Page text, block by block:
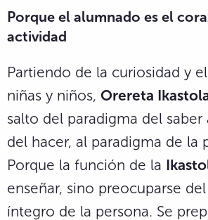
Porque el alumnado es el
actividad
Partiendo de la curiosidad y
niñas y niños, Orereta
salto del paradigma del saber
del hacer, al paradigma de la
Porque la función de la
enseñar, sino preocuparse
íntegro de la persona. Se